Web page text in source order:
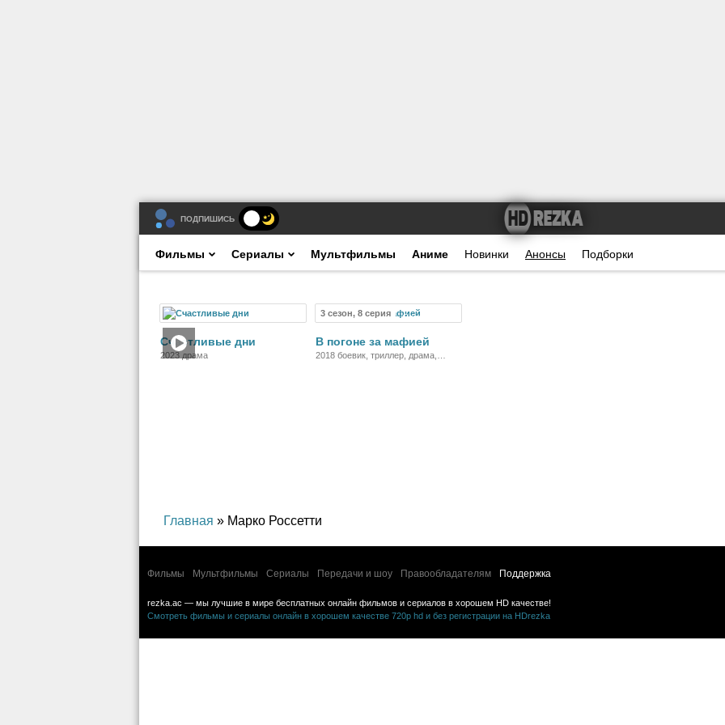
ПОДПИШИСЬ
Фильмы Сериалы Мультфильмы Аниме Новинки Анонсы Подборки
Счастливые дни
2023 драма
3 сезон, 8 серия Сериал
В погоне за мафией
2018 боевик, триллер, драма,
Главная » Марко Россетти
Фильмы Мультфильмы Сериалы Передачи и шоу Правообладателям Поддержка
rezka.ac — мы лучшие в мире бесплатных онлайн фильмов и сериалов в хорошем HD качестве!
Смотреть фильмы и сериалы онлайн в хорошем качестве 720p hd и без регистрации на HDrezka